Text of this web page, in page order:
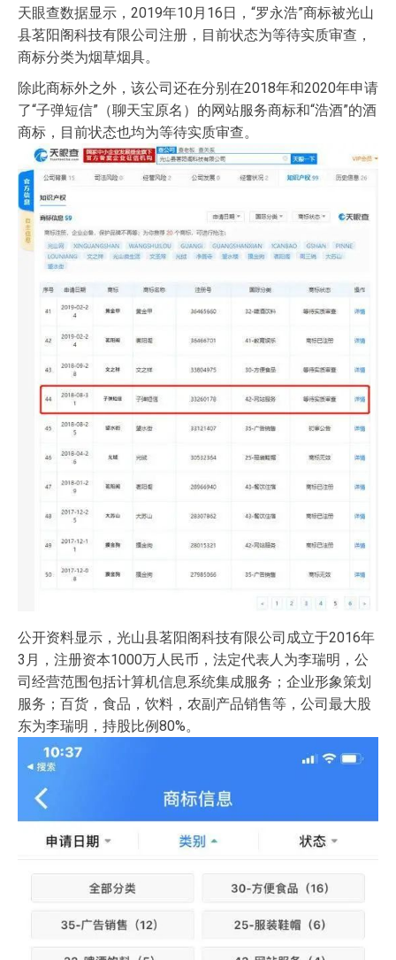
天眼查数据显示，2019年10月16日，“罗永浩”商标被光山
县茗阳阁科技有限公司注册，目前状态为等待实质审查，
商标分类为烟草烟具。
除此商标外之外，该公司还在分别在2018年和2020年申请
了“子弹短信”（聊天宝原名）的网站服务商标和“浩酒”的酒
商标，目前状态也均为等待实质审查。
公开资料显示，光山县茗阳阁科技有限公司成立于2016年
3月，注册资本1000万人民币，法定代表人为李瑞明，公
司经营范围包括计算机信息系统集成服务；企业形象策划
服务；百货，食品，饮料，农副产品销售等，公司最大股
东为李瑞明，持股比例80%。